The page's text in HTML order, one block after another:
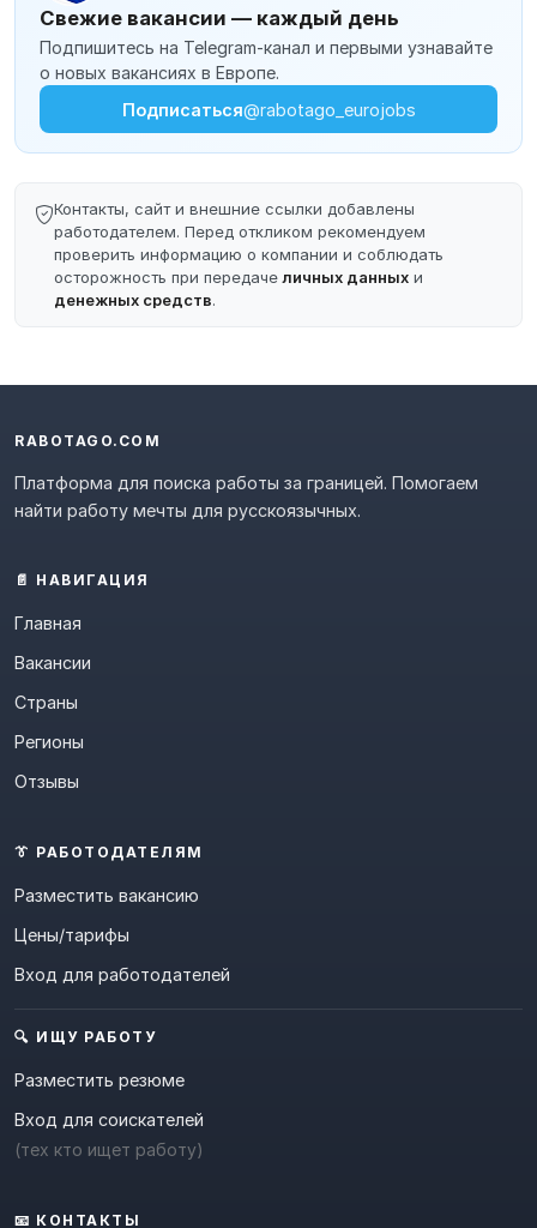
Свежие вакансии — каждый день
Подпишитесь на Telegram-канал и первыми узнавайте
о новых вакансиях в Европе.
Подписаться@rabotago_eurojobs
Контакты, сайт и внешние ссылки добавлены
работодателем. Перед откликом рекомендуем
проверить информацию о компании и соблюдать
осторожность при передачеличных данных и
денежных средств.
RABOTAGO.COM
Платформа для поиска работы за границей. Помогаем
найти работу мечты для русскоязычных.
📄 НАВИГАЦИЯ
Главная
Вакансии
Страны
Регионы
Отзывы
👔 РАБОТОДАТЕЛЯМ
Разместить вакансию
Цены/тарифы
Вход для работодателей
🔍 ИЩУ РАБОТУ
Разместить резюме
Вход для соискателей
(тех кто ищет работу)
📧 КОНТАКТЫ